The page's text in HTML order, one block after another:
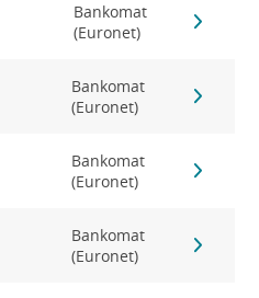
Bankomat
(Euronet)
Bankomat
(Euronet)
Bankomat
(Euronet)
Bankomat
(Euronet)